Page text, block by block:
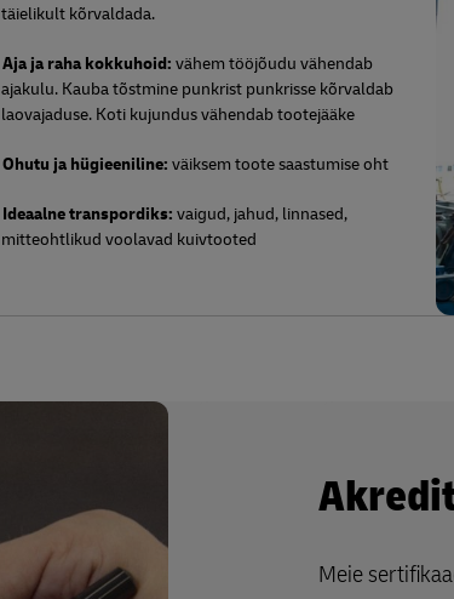
täielikult kõrvaldada.
Aja ja raha kokkuhoid:vähem tööjõudu vähendab
ajakulu. Kauba tõstmine punkrist punkrisse kõrvaldab
laovajaduse. Koti kujundus vähendab tootejääke
Ohutu ja hügieeniline:väiksem toote saastumise oht
Ideaalne transpordiks:vaigud, jahud, linnased,
mitteohtlikud voolavad kuivtooted
Meie